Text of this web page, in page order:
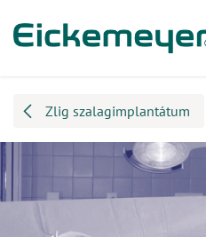
Zlig szalagimplantátum